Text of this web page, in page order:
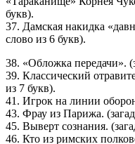
букв).
37. Дамская накидка
слово из 6 букв).
38. «Обложка передачи».
39. Классический
из 7 букв).
41. Игрок на линии
43. Фрау из Парижа.
45. Выверт сознания.
46. Кто из римских